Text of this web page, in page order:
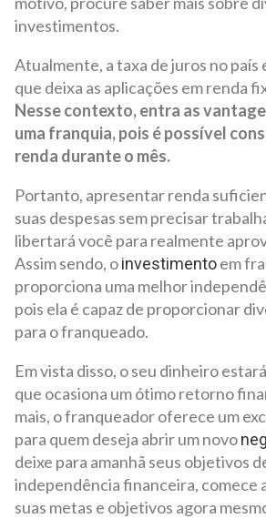
investimentos.
Atualmente, a taxa de juros no país
que deixa as aplicações em renda
Nesse contexto, entra as
uma franquia, pois é possível
renda durante o mês.
Portanto, apresentar renda
suas despesas sem precisar
libertará você para realmente
Assim sendo, oinvestimentoem
proporciona uma melhor
pois ela é capaz de proporcionar
para o franqueado.
Em vista disso, o seu dinheiro
que ocasiona um ótimo retorno
mais, o franqueador oferece um
para quem deseja abrir um novo
deixe para amanhã seus objetivos
independência financeira, comece
suas metas e objetivos agora